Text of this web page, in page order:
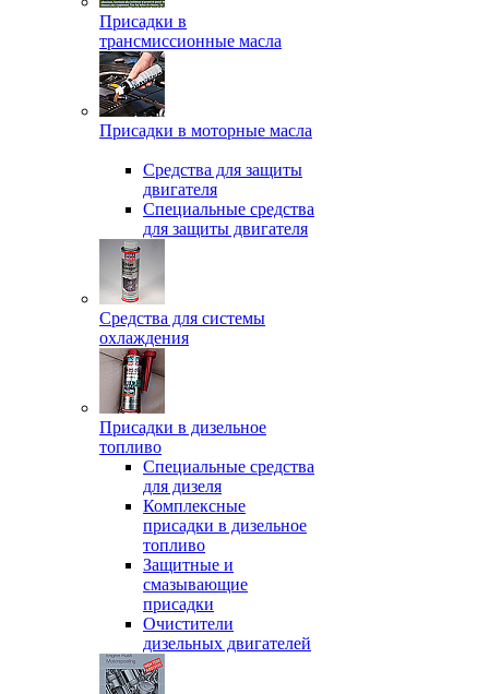
Присадки в
трансмиссионные масла
Присадки в моторные масла
Средства для защиты
двигателя
Специальныe средства
для защиты двигателя
Средства для системы
охлаждения
Присадки в дизельное
топливо
Спeциальные средства
для дизеля
Комплексные
присадки в дизельное
топливо
Защитные и
смазывающие
присадки
Очистители
дизельных двигателей